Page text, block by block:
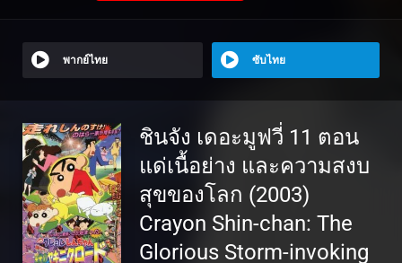
พากย์ไทย ซับไทย
ชินจัง เดอะมูฟวี่ 11 ตอน
แด่เนื้อย่าง และความสงบ
สุขของโลก (2003)
Crayon Shin-chan: The
Glorious Storm-invoking